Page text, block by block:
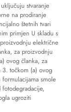
stvaranje
na prodiranje
štetnih tvari
primjen U skladu s
električne
za proizvodnju
ovog članka, za
točkom (a) ovog
smole
ugroziti